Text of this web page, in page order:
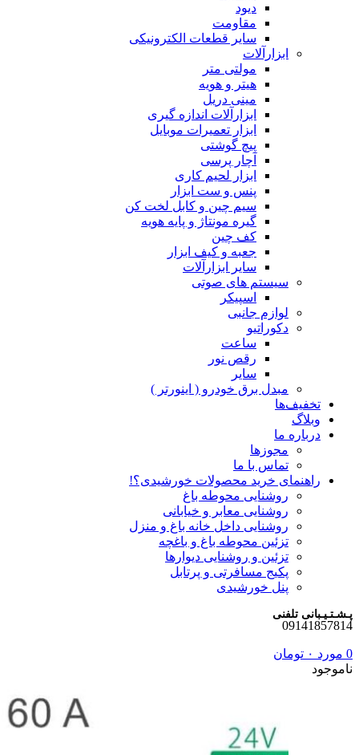
دیود
مقاومت
سایر قطعات الکترونیکی
ابزارآلات
مولتی متر
هیتر و هویه
مینی دریل
ابزارآلات اندازه گیری
ابزار تعمیرات موبایل
پیچ گوشتی
آچار پرسی
ابزار لحیم کاری
پنس و ست ابزار
سیم چین و کابل لخت کن
گیره مونتاژ و پایه هویه
کف چین
جعبه و کیف ابزار
سایر ابزارآلات
سیستم های صوتی
اسپیکر
لوازم جانبی
دکوراتیو
ساعت
رقص نور
سایر
مبدل برق خودرو ( اینورتر )
تخفیف‌ها
وبلاگ
درباره ما
مجوزها
تماس با ما
راهنمای خرید محصولات خورشیدی؟!
روشنایی محوطه باغ
روشنایی معابر و خیابانی
روشنایی داخل خانه باغ و منزل
تزئین محوطه باغ و باغچه
تزئین و روشنایی دیوارها
پکیج مسافرتی و پرتابل
پنل خورشیدی
پـشـتـیـبانی تلفنی
09141857814
0 مورد ۰ تومان
ناموجود